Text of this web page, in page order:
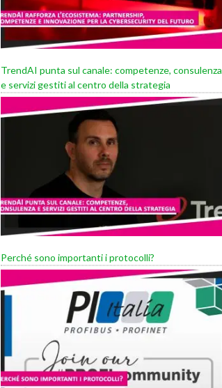
TrendAI punta sul canale: competenze, consulenza
e servizi gestiti al centro della strategia
Perché sono importanti i protocolli?